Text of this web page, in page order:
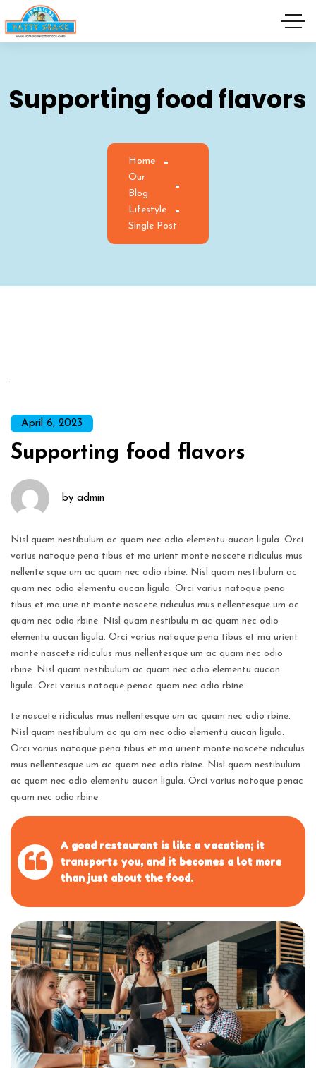
Supporting food flavors
Home
Our
Blog
Lifestyle
Single Post
April 6, 2023
Supporting food flavors
by admin
Nisl quam nestibulum ac quam nec odio elementu aucan ligula. Orci
varius natoque pena tibus et ma urient monte nascete ridiculus mus
nellente sque um ac quam nec odio rbine. Nisl quam nestibulum ac
quam nec odio elementu aucan ligula. Orci varius natoque pena
tibus et ma urie nt monte nascete ridiculus mus nellentesque um ac
quam nec odio rbine. Nisl quam nestibulu m ac quam nec odio
elementu aucan ligula. Orci varius natoque pena tibus et ma urient
monte nascete ridiculus mus nellentesque um ac quam nec odio
rbine. Nisl quam nestibulum ac quam nec odio elementu aucan
ligula. Orci varius natoque penac quam nec odio rbine.
te nascete ridiculus mus nellentesque um ac quam nec odio rbine.
Nisl quam nestibulum ac qu am nec odio elementu aucan ligula.
Orci varius natoque pena tibus et ma urient monte nascete ridiculus
mus nellentesque um ac quam nec odio rbine. Nisl quam nestibulum
ac quam nec odio elementu aucan ligula. Orci varius natoque penac
quam nec odio rbine.
A good restaurant is like a vacation; it
transports you, and it becomes a lot more
than just about the food.